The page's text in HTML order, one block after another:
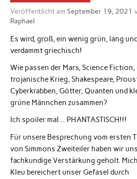
Veröffentlicht am September 19, 2021
Raphael
Es wird, groß, ein wenig grün, lang
verdammt griechisch!
Wie passen der Mars, Science Fiction,
trojanische Krieg, Shakespeare,
Cyberkrabben, Götter, Quanten und
grüne Männchen zusammen?
Ich spoiler mal… PHANTASTISCH!!!
Für unsere Besprechung vom ersten
von Simmons Zweiteiler haben wir
fachkundige Verstärkung geholt.
Kleu bereichert unser Gefasel durch